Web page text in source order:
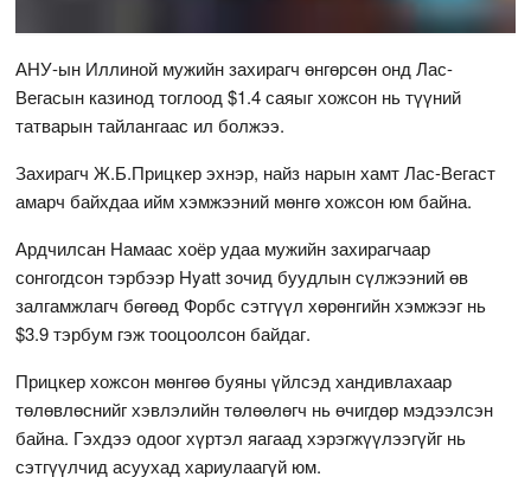
АНУ-ын Иллиной мужийн захирагч өнгөрсөн онд Лас-
Вегасын казинод тоглоод $1.4 саяыг хожсон нь түүний
татварын тайлангаас ил болжээ.
Захирагч Ж.Б.Прицкер эхнэр, найз нарын хамт Лас-Вегаст
амарч байхдаа ийм хэмжээний мөнгө хожсон юм байна.
Ардчилсан Намаас хоёр удаа мужийн захирагчаар
сонгогдсон тэрбээр Hyatt зочид буудлын сүлжээний өв
залгамжлагч бөгөөд Форбс сэтгүүл хөрөнгийн хэмжээг нь
$3.9 тэрбум гэж тооцоолсон байдаг.
Прицкер хожсон мөнгөө буяны үйлсэд хандивлахаар
төлөвлөснийг хэвлэлийн төлөөлөгч нь өчигдөр мэдээлсэн
байна. Гэхдээ одоог хүртэл яагаад хэрэгжүүлээгүйг нь
сэтгүүлчид асуухад хариулаагүй юм.